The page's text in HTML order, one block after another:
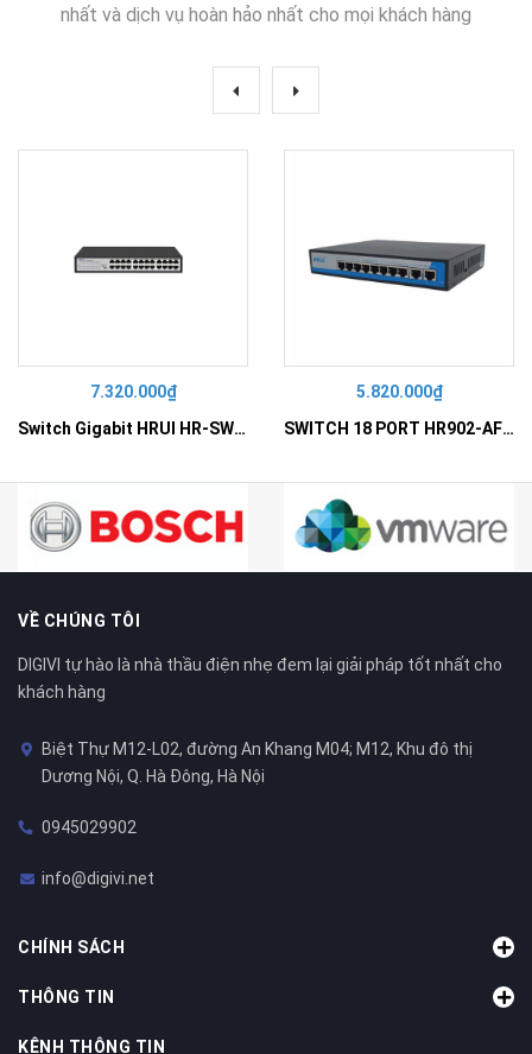
nhất và dịch vụ hoàn hảo nhất cho mọi khách hàng
7.320.000₫
Switch Gigabit HRUI HR-SWG10240D
5.820.000₫
SWITCH 18 PORT HR902-AF162G-300 – Switch PoE 16 Cổng
VỀ CHÚNG TÔI
DIGIVI tự hào là nhà thầu điện nhẹ đem lại giải pháp tốt nhất cho
khách hàng
Biệt Thự M12-L02, đường An Khang M04; M12, Khu đô thị
Dương Nội, Q. Hà Đông, Hà Nội
0945029902
info@digivi.net
CHÍNH SÁCH
THÔNG TIN
KÊNH THÔNG TIN